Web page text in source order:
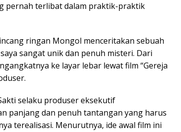
pernah terlibat dalam praktik-praktik
ringan Mongol menceritakan sebuah
sangat unik dan penuh misteri. Dari
ke layar lebar lewat film “Gereja
selaku produser eksekutif
panjang dan penuh tantangan yang harus
terealisasi. Menurutnya, ide awal film ini